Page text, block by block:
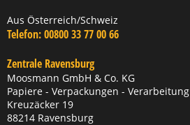
Aus Österreich/Schweiz
Telefon:00800 33 77 00 66
Zentrale Ravensburg
Moosmann GmbH & Co. KG
Papiere - Verpackungen - Verarbeitung
Kreuzäcker 19
88214 Ravensburg